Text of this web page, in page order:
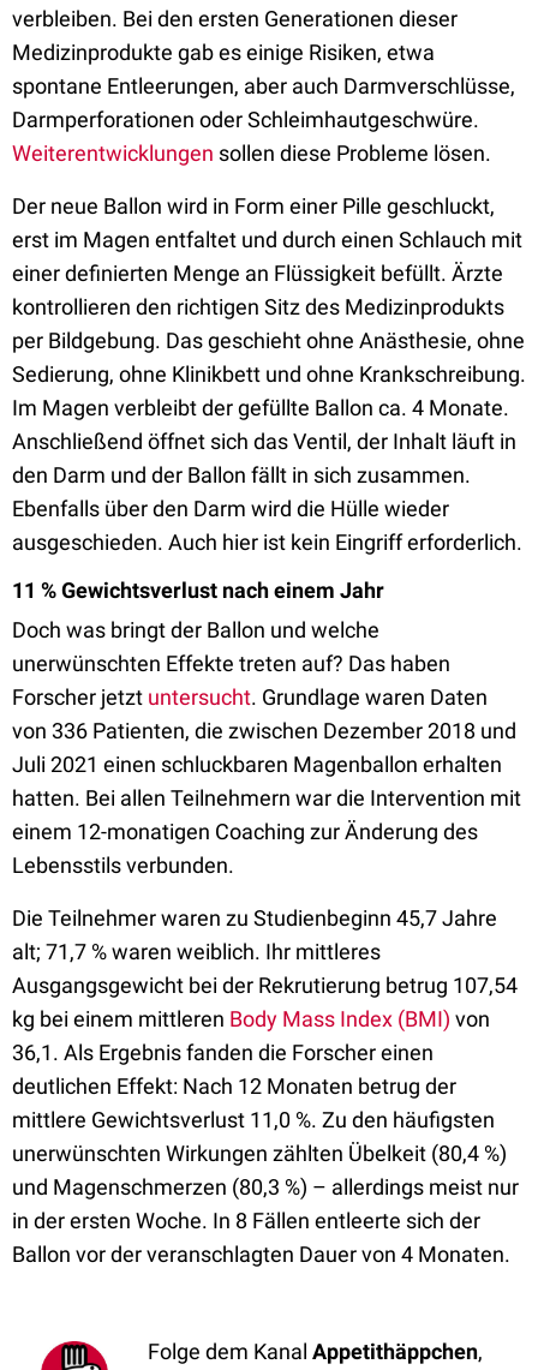
verbleiben. Bei den ersten Generationen dieser
Medizinprodukte gab es einige Risiken, etwa
spontane Entleerungen, aber auch Darmverschlüsse,
Darmperforationen oder Schleimhautgeschwüre.
Weiterentwicklungen sollen diese Probleme lösen.
Der neue Ballon wird in Form einer Pille geschluckt,
erst im Magen entfaltet und durch einen Schlauch mit
einer definierten Menge an Flüssigkeit befüllt. Ärzte
kontrollieren den richtigen Sitz des Medizinprodukts
per Bildgebung. Das geschieht ohne Anästhesie, ohne
Sedierung, ohne Klinikbett und ohne Krankschreibung.
Im Magen verbleibt der gefüllte Ballon ca. 4 Monate.
Anschließend öffnet sich das Ventil, der Inhalt läuft in
den Darm und der Ballon fällt in sich zusammen.
Ebenfalls über den Darm wird die Hülle wieder
ausgeschieden. Auch hier ist kein Eingriff erforderlich.
11 % Gewichtsverlust nach einem Jahr
Doch was bringt der Ballon und welche
unerwünschten Effekte treten auf? Das haben
Forscher jetzt untersucht. Grundlage waren Daten
von 336 Patienten, die zwischen Dezember 2018 und
Juli 2021 einen schluckbaren Magenballon erhalten
hatten. Bei allen Teilnehmern war die Intervention mit
einem 12-monatigen Coaching zur Änderung des
Lebensstils verbunden.
Die Teilnehmer waren zu Studienbeginn 45,7 Jahre
alt; 71,7 % waren weiblich. Ihr mittleres
Ausgangsgewicht bei der Rekrutierung betrug 107,54
kg bei einem mittleren Body Mass Index (BMI) von
36,1. Als Ergebnis fanden die Forscher einen
deutlichen Effekt: Nach 12 Monaten betrug der
mittlere Gewichtsverlust 11,0 %. Zu den häufigsten
unerwünschten Wirkungen zählten Übelkeit (80,4 %)
und Magenschmerzen (80,3 %) – allerdings meist nur
in der ersten Woche. In 8 Fällen entleerte sich der
Ballon vor der veranschlagten Dauer von 4 Monaten.
Folge dem Kanal Appetithäppchen,